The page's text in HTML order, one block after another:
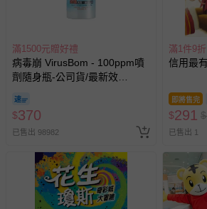
-個人衛生用品（例如尿布、貼身
墊、寢具類等）。
-新生兒親膚衣物（嬰幼兒包巾與
褲、紗布衣等）。
-接觸性孕哺產品（奶嘴、奶瓶、
帶束縛衣、餐搖椅等）。
-其他原廠盒裝商品封口處已貼上
示字句等說明貼紙、封條者。
國際航空、客運、訂房等服務。
相關的退換貨辦理流程，可詳見：退
滿1500元贈好禮
病毒崩 VirusBom - 100ppm噴
劑隨身瓶-公司貨/最新效
$370
已售出 98982
滿1件9折
信用最
即將售完
$291 $
已售出 1